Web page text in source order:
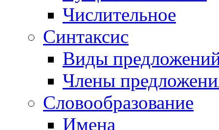
Числительное
Синтаксис
Виды
Члены
Словообразование
Имена